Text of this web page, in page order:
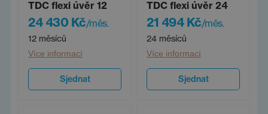
TDC flexi úvěr 12
24 430 Kč/měs.
12 měsíců
Více informací
Sjednat
TDC flexi úvěr 24
21 494 Kč/měs.
24 měsíců
Více informací
Sjednat